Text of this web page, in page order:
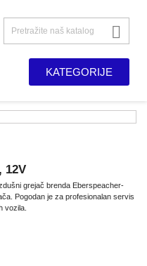

KATEGORIJE
12V
grejač brenda Eberspeacher-
Pogodan je za profesionalan servis
vozila.